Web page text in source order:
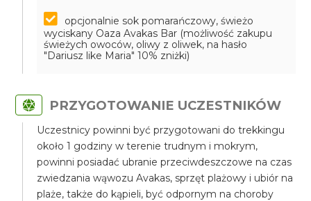
opcjonalnie sok pomarańczowy, świeżo
wyciskany Oaza Avakas Bar (możliwość zakupu
świeżych owoców, oliwy z oliwek, na hasło
"Dariusz like Maria" 10% zniżki)
PRZYGOTOWANIE UCZESTNIKÓW
Uczestnicy powinni być przygotowani do trekkingu
około 1 godziny w terenie trudnym i mokrym,
powinni posiadać ubranie przeciwdeszczowe na czas
zwiedzania wąwozu Avakas, sprzęt plażowy i ubiór na
plaże, także do kąpieli, być odpornym na choroby